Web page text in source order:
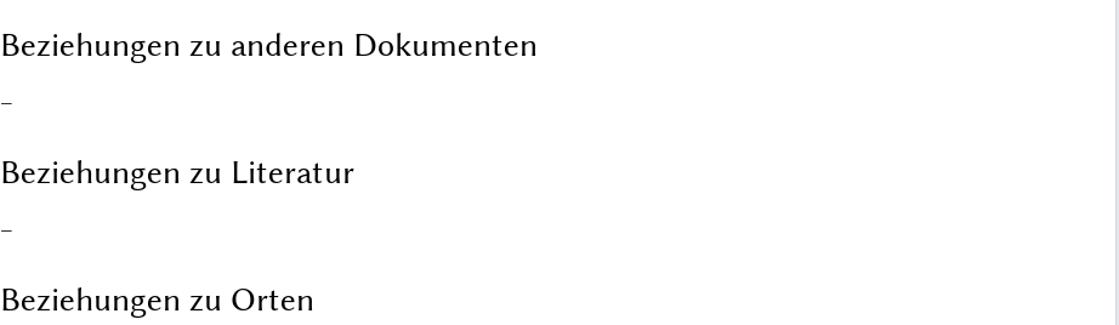
Beziehungen zu anderen Dokumenten
–
Beziehungen zu Literatur
–
Beziehungen zu Orten